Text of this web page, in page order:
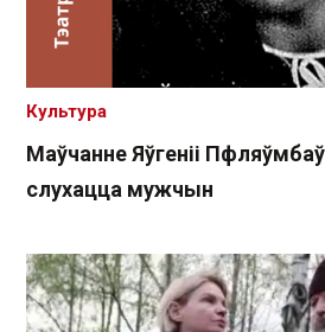
Маўчанне Яўгеніі
слухацца мужчын
Культура